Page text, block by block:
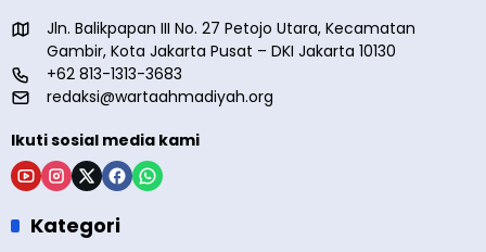
Jln. Balikpapan III No. 27 Petojo Utara, Kecamatan
Gambir, Kota Jakarta Pusat – DKI Jakarta 10130
+62 813-1313-3683
redaksi@wartaahmadiyah.org
Ikuti sosial media kami
Kategori